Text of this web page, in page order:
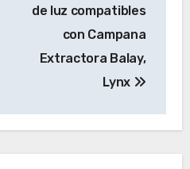
de luz compatibles
con Campana
Extractora Balay,
Lynx